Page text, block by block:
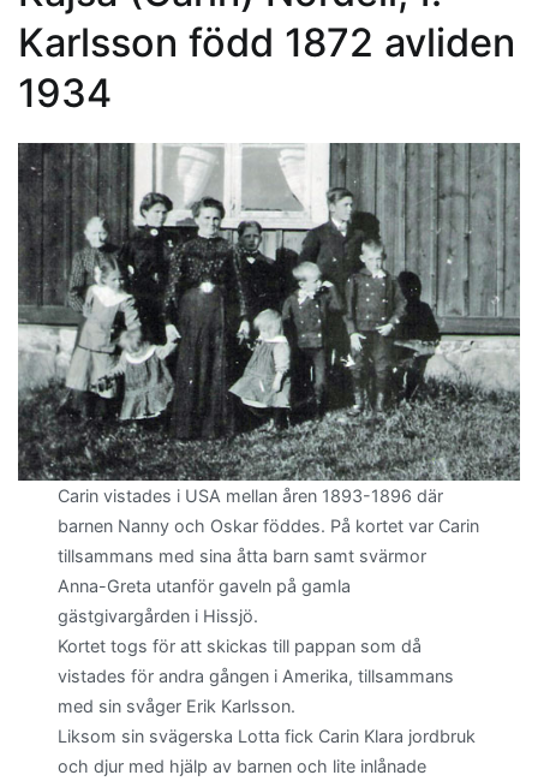
Karlsson född 1872 avliden
1934
Carin vistades i USA mellan åren 1893-1896 där
barnen Nanny och Oskar föddes. På kortet var Carin
tillsammans med sina åtta barn samt svärmor
Anna-Greta utanför gaveln på gamla
gästgivargården i Hissjö.
Kortet togs för att skickas till pappan som då
vistades för andra gången i Amerika, tillsammans
med sin svåger Erik Karlsson.
Liksom sin svägerska Lotta fick Carin Klara jordbruk
och djur med hjälp av barnen och lite inlånade